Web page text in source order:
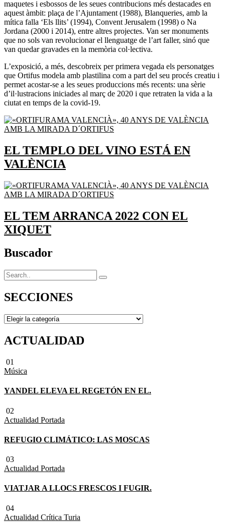
maquetes i esbossos de les seues contribucions més destacades en
aquest àmbit: plaça de l’Ajuntament (1988), Blanqueries, amb la
mítica falla ‘Els llits’ (1994), Convent Jerusalem (1998) o Na
Jordana (2000 i 2014), entre altres projectes. Van ser monuments
que no sols van revolucionar el llenguatge de l’art faller, sinó que
van quedar gravades en la memòria col·lectiva.
L’exposició, a més, descobreix per primera vegada els personatges
que Ortifus modela amb plastilina com a part del seu procés creatiu i
permet acostar-se a les seues produccions més recents: una sèrie
d’il·lustracions iniciades al març de 2020 i que retraten la vida a la
ciutat en temps de la covid-19.
EL TEMPLO DEL VINO ESTÁ EN
VALÈNCIA
EL TEM ARRANCA 2022 CON EL
XIQUET
Buscador
SECCIONES
SECCIONES
ACTUALIDAD
01
Música
YANDEL ELEVA EL REGETÓN EN EL.
02
Actualidad Portada
REFUGIO CLIMÁTICO: LAS MOSCAS
03
Actualidad Portada
VIATJAR A LLOCS FRESCOS I FUGIR.
04
Actualidad Crítica Turia